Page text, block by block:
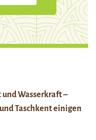
Wasserkraft –
Taschkent einigen